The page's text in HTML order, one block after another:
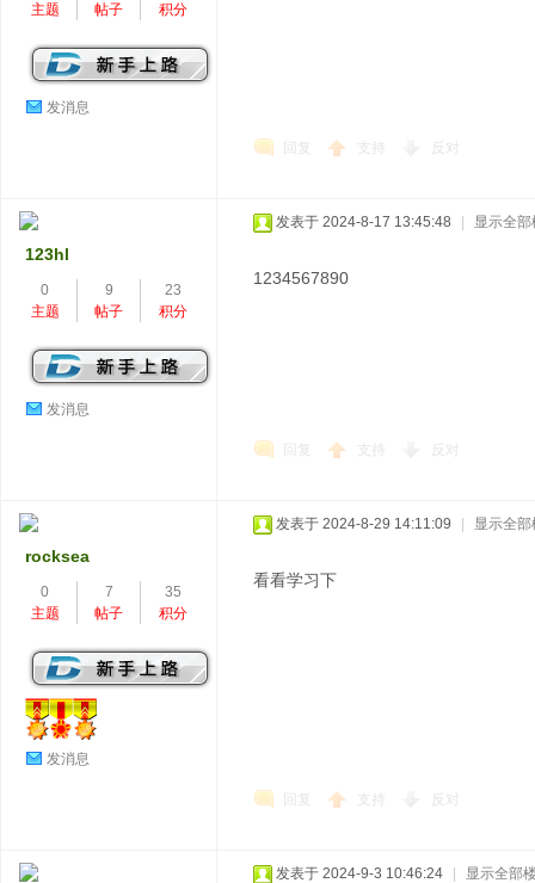
主题
帖子
积分
发消息
回复 支持 反对
123hl
0
主题
9
帖子
23
积分
发消息
发表于 2024-8-17 13:45:48 显示全部
1234567890
回复 支持 反对
rocksea
0
主题
7
帖子
35
积分
发消息
发表于 2024-8-29 14:11:09 显示全部
看看学习下
回复 支持 反对
发表于 2024-9-3 10:46:24 显示全部